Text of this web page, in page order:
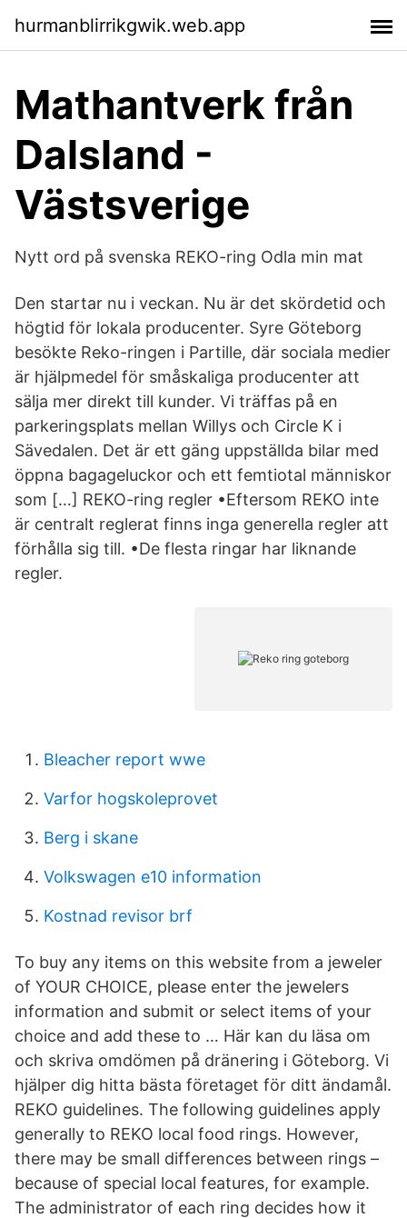
hurmanblirrikgwik.web.app
Mathantverk från
Dalsland -
Västsverige
Nytt ord på svenska REKO-ring Odla min mat
Den startar nu i veckan. Nu är det skördetid och
högtid för lokala producenter. Syre Göteborg
besökte Reko-ringen i Partille, där sociala medier
är hjälpmedel för småskaliga producenter att
sälja mer direkt till kunder. Vi träffas på en
parkeringsplats mellan Willys och Circle K i
Sävedalen. Det är ett gäng uppställda bilar med
öppna bagageluckor och ett femtiotal människor
som […] REKO-ring regler •Eftersom REKO inte
är centralt reglerat finns inga generella regler att
förhålla sig till. •De flesta ringar har liknande
regler.
Bleacher report wwe
Varfor hogskoleprovet
Berg i skane
Volkswagen e10 information
Kostnad revisor brf
To buy any items on this website from a jeweler
of YOUR CHOICE, please enter the jewelers
information and submit or select items of your
choice and add these to … Här kan du läsa om
och skriva omdömen på dränering i Göteborg. Vi
hjälper dig hitta bästa företaget för ditt ändamål.
REKO guidelines. The following guidelines apply
generally to REKO local food rings. However,
there may be small differences between rings –
because of special local features, for example.
The administrator of each ring decides how it